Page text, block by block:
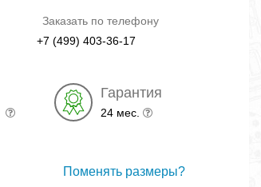
глянец
Заказать по телефону
+7 (499) 403-36-17
Гарантия
24 мес.
Поменять размеры?